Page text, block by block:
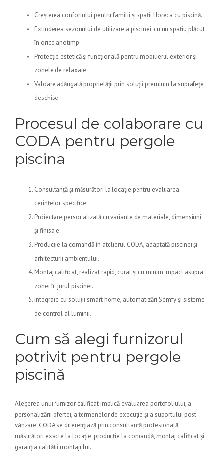
Creșterea confortului pentru familii și spații Horeca cu piscină.
Extinderea sezonului de utilizare a piscinei, cu un spațiu plăcut
în orice anotimp.
Protecție estetică și funcțională pentru mobilierul exterior și
zonele de relaxare.
Valoare adăugată proprietății prin soluții premium la suprafețe
deschise.
Procesul de colaborare cu
CODA pentru pergole
piscina
Consultanță și măsurători la locație pentru evaluarea
cerințelor specifice.
Proiectare personalizată cu variante de materiale, dimensiuni
și finisaje.
Producție la comandă în atelierul CODA, adaptată piscinei și
arhitecturii ambientului.
Montaj calificat, realizat rapid, curat și cu minim impact asupra
zonei în jurul piscinei.
Integrare cu soluții smart home, automatizări Somfy și sisteme
de control al luminii.
Cum să alegi furnizorul
potrivit pentru pergole
piscină
Alegerea unui furnizor calificat implică evaluarea portofoliului, a
personalizării ofertei, a termenelor de execuție și a suportului post-
vânzare. CODA se diferențiază prin consultanță profesională,
măsurători exacte la locație, producție la comandă, montaj calificat și
garanția calității montajului.